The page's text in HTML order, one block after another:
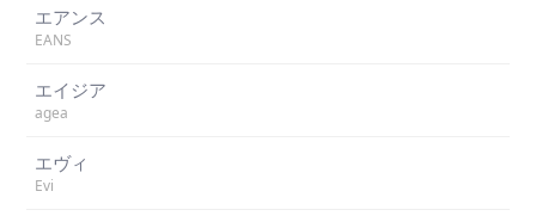
エアンス
EANS
エイジア
agea
エヴィ
Evi